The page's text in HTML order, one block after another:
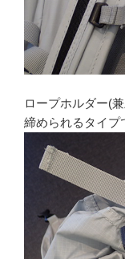
ロープホルダー(
締められるタイプ